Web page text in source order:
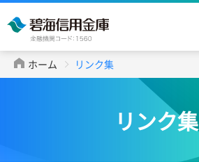
ホーム リンク集
リンク集